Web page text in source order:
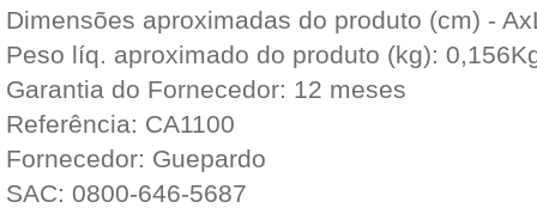
Dimensões aproximadas do produto (cm) -
Peso líq. aproximado do produto (kg):
Garantia do Fornecedor: 12 meses
Referência: CA1100
Fornecedor: Guepardo
SAC: 0800-646-5687